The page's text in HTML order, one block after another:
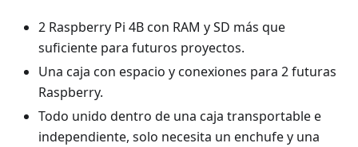
2 Raspberry Pi 4B con RAM y SD más que
suficiente para futuros proyectos.
Una caja con espacio y conexiones para 2 futuras
Raspberry.
Todo unido dentro de una caja transportable e
independiente, solo necesita un enchufe y una